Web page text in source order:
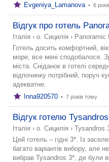
Evgeniya_Lamanova • 6
Відгук про готель
Італія › о. Сицилія › Panoramic
Готель досить комфортний,
море, все мені сподобалося.
міста. Сніданок в готелі
відпочинку потрібний, поруч
адекватне.
Inna920570 • 7 років тому
Відгук готелю Tysandros
Італія › о. Сицилія › Tysandros
Цей готель – гідні 3*. Із
багато варіантів вибору, але
вибрав Tysandros 3*, де були